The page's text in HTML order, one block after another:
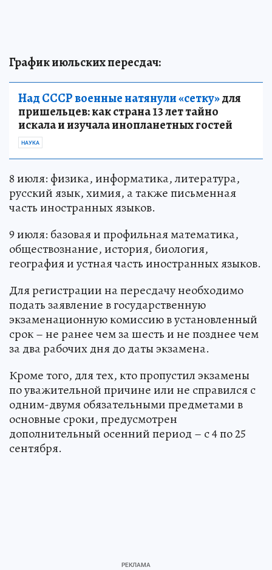
График июльских пересдач:
Над СССР военные натянули «сетку»для
пришельцев: как страна 13 лет тайно
искала и изучала инопланетных гостей
НАУКА
8 июля: физика, информатика, литература,
русский язык, химия, а также письменная
часть иностранных языков.
9 июля: базовая и профильная математика,
обществознание, история, биология,
география и устная часть иностранных языков.
Для регистрации на пересдачу необходимо
подать заявление в государственную
экзаменационную комиссию в установленный
срок – не ранее чем за шесть и не позднее чем
за два рабочих дня до даты экзамена.
Кроме того, для тех, кто пропустил экзамены
по уважительной причине или не справился с
одним-двумя обязательными предметами в
основные сроки, предусмотрен
дополнительный осенний период – с 4 по 25
сентября.